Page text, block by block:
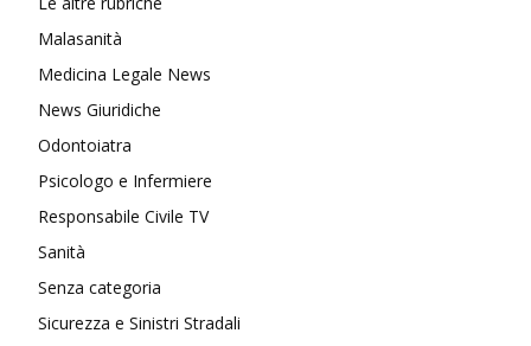
Malasanità
Medicina Legale News
News Giuridiche
Odontoiatra
Psicologo e Infermiere
Responsabile Civile TV
Sanità
Senza categoria
Sicurezza e Sinistri Stradali